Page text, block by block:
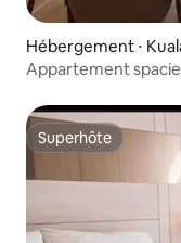
Hébergement ⋅
Appartement
Superhôte
Superhôte